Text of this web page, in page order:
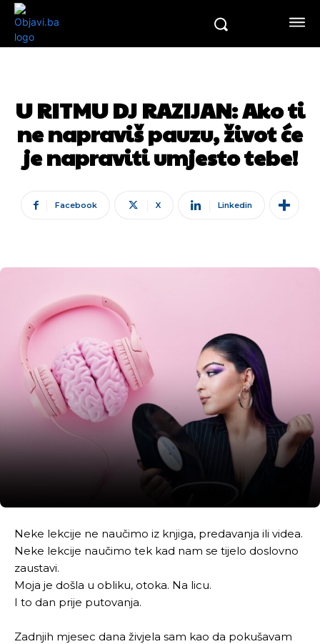
U RITMU DJ RAZIJAN: Ako ti
ne napraviš pauzu, život će
je napraviti umjesto tebe!
Facebook X Linkedin
Neke lekcije ne naučimo iz knjiga, predavanja ili videa.
Neke lekcije naučimo tek kad nam se tijelo doslovno
zaustavi.
Moja je došla u obliku, otoka. Na licu.
I to dan prije putovanja.
Zadnjih mjesec dana živjela sam kao da pokušavam